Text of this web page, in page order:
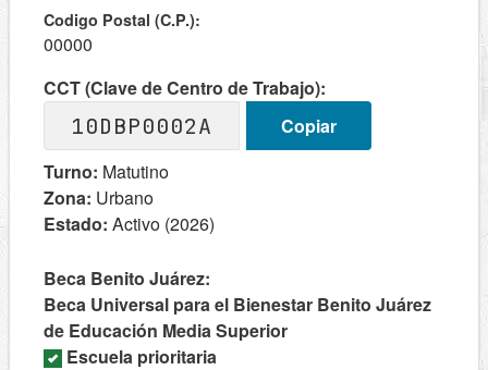
Codigo Postal (C.P.):
00000
CCT (Clave de Centro de Trabajo):
10DBP0002A
Copiar
Turno: Matutino
Zona: Urbano
Estado: Activo (2026)
Beca Benito Juárez:
Beca Universal para el Bienestar Benito Juárez
de Educación Media Superior
Escuela prioritaria